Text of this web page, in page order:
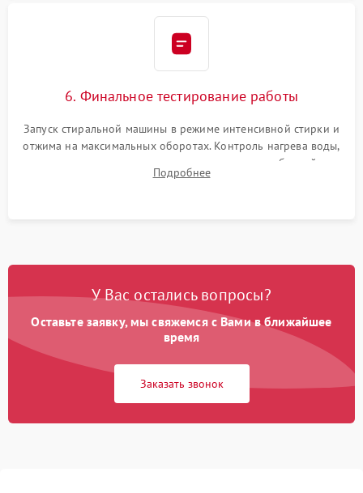
6. Финальное тестирование работы
Запуск стиральной машины в режиме интенсивной стирки и
отжима на максимальных оборотах. Контроль нагрева воды,
корректности слива, отсутствия излишних вибраций,
посторонних стуков и протечек под корпусом.
Подробнее
У Вас остались вопросы?
Оставьте заявку, мы свяжемся с Вами в ближайшее
время
Заказать звонок